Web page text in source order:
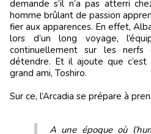
demande s’il n’a pas atterri
homme brûlant de passion
fier aux apparences. En effet,
lors d’un long voyage,
continuellement sur les
détendre. Et il ajoute que
grand ami, Toshiro.
Sur ce, l’Arcadia se prépare à
A une époque où